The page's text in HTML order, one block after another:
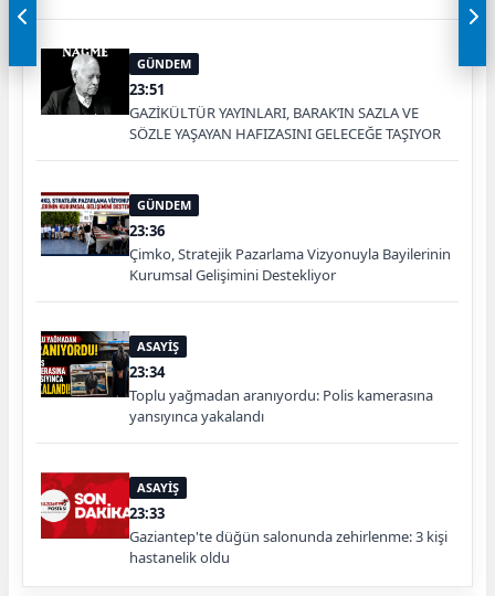
GÜNDEM
23:51
GAZİKÜLTÜR YAYINLARI, BARAK’IN SAZLA VE
SÖZLE YAŞAYAN HAFIZASINI GELECEĞE TAŞIYOR
GÜNDEM
23:36
Çimko, Stratejik Pazarlama Vizyonuyla Bayilerinin
Kurumsal Gelişimini Destekliyor
ASAYİŞ
23:34
Toplu yağmadan aranıyordu: Polis kamerasına
yansıyınca yakalandı
ASAYİŞ
23:33
Gaziantep'te düğün salonunda zehirlenme: 3 kişi
hastanelik oldu